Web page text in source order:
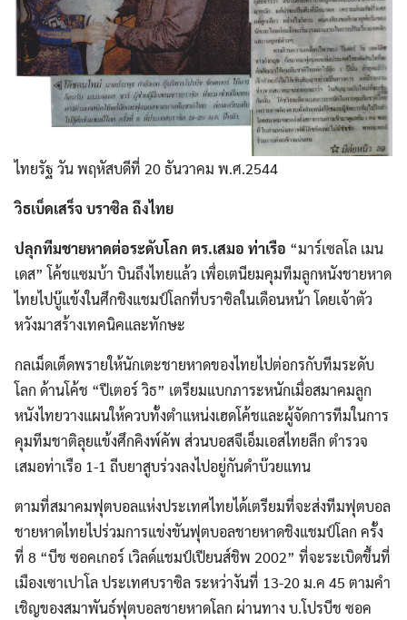
Search
for:
Search
ไทยรัฐ วัน พฤหัสบดีที่ 20 ธันวาคม พ.ศ.2544
วิธเบ็ดเสร็จ บราซิล ถึงไทย
ปลุกทีมชายหาดต่อระดับโลก ตร.เสมอ ท่าเรือ “มาร์เซลโล เมน
เดส” โค้ชแซมบ้า บินถึงไทยแล้ว เพื่อเตนียมคุมทีมลูกหนังชายหาด
ไทยไปบู๊แข้งในศึกชิงแชมป์โลกที่บราซิลในเดือนหน้า โดยเจ้าตัว
หวังมาสร้างเทคนิคและทักษะ
กลเม็ดเต็ดพรายให้นักเตะชายหาดของไทยไปต่อกรกับทีมระดับ
โลก ด้านโค้ช “ปีเตอร์ วิธ” เตรียมแบกภาระหนักเมื่อสมาคมลูก
หนังไทยวางแผนให้ควบทั้งตำแหน่งเฮดโค้ชและผู้จัดการทีมในการ
คุมทีมชาติลุยแข้งศึกคิงพ์คัพ ส่วนบอสจีเอ็มเอสไทยลีก ตำรวจ
เสมอท่าเรือ 1-1 ถีบยาสูบร่วงลงไปอยู่กันดำบ๊วยแทน
ตามที่สมาคมฟุตบอลแห่งประเทศไทยได้เตรียมที่จะส่งทีมฟุตบอล
ชายหาดไทยไปร่วมการแข่งขันฟุตบอลชายหาดชิงแชมป์โลก ครั้ง
ที่ 8 “บีช ซอคเกอร์ เวิลด์แชมป์เปียนส์ชิพ 2002” ที่จะระเบิดขึ้นที่
เมืองเซาเปาโล ประเทศบราซิล ระหว่างันที่ 13-20 ม.ค 45 ตามคำ
เชิญของสมาพันธ์ฟุตบอลชายหาดโลก ผ่านทาง บ.โปรบีช ซอค